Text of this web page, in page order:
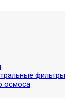
фильтры
осмоса